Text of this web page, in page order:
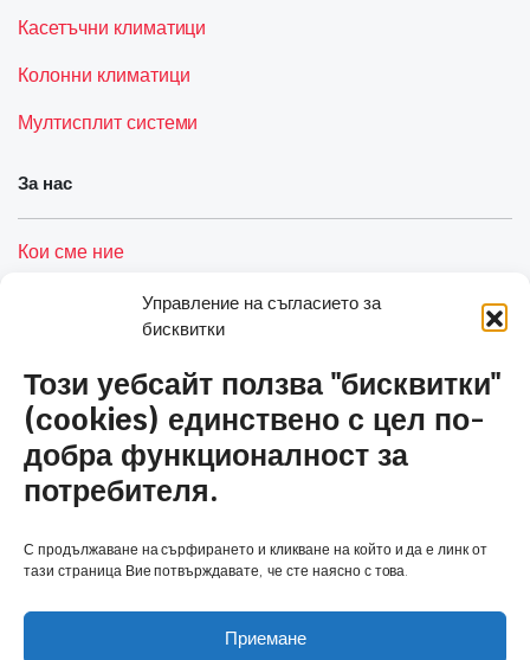
Управление на съгласието за
бисквитки
Този уебсайт ползва "бисквитки"
(cookies) единствено с цел по-
добра функционалност за
потребителя.
С продължаване на сърфирането и кликване на който и да е линк от
тази страница Вие потвърждавате, че сте наясно с това.
Приемане
Касетъчни климатици
Колонни климатици
Мултисплит системи
За нас
Кои сме ние
Полезни връзки
Общи условия и политика за сигурност
Количка